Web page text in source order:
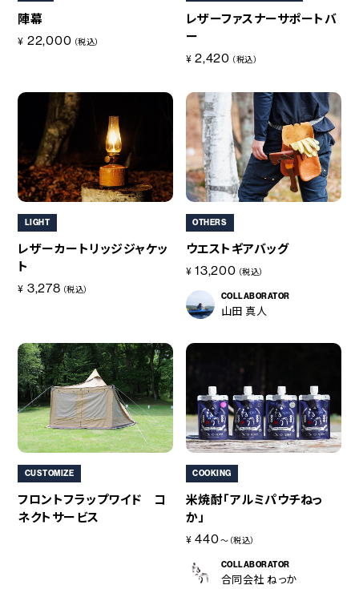
陣幕
¥ 22,000 （税込）
レザーファスナーサポートバ
ー
¥ 2,420 （税込）
LIGHT
レザーカートリッジジャケッ
ト
¥ 3,278 （税込）
OTHERS
ウエストギアバッグ
¥ 13,200 （税込）
COLLABORATOR
山田 真人
CUSTOMIZE
フロントフラップワイド コ
ネクトサービス
COOKING
米焼酎「アルミパウチねっ
か」
¥ 440～（税込）
COLLABORATOR
合同会社 ねっか